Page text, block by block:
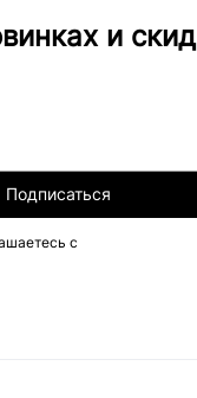
и
Подписаться
с